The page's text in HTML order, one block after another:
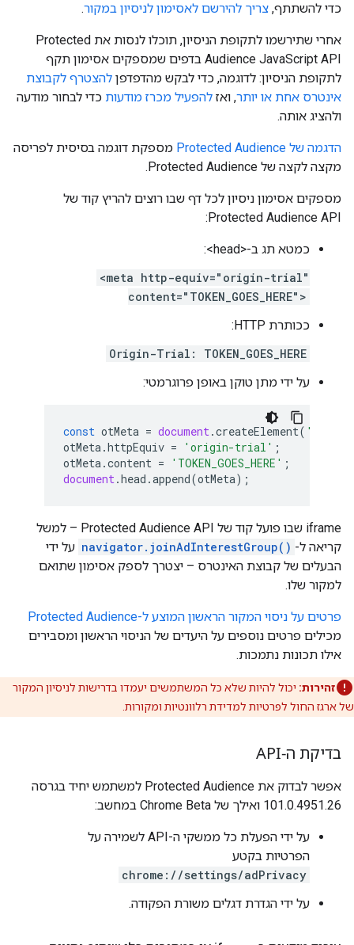
כדי להשתתף, צריך להירשם לאסימון לניסיון במקור.
אחרי שתירשמו לתקופת הניסיון, תוכלו לנסות את Protected
Audience JavaScript API בדפים שמספקים אסימון תקף
לתקופת הניסיון: לדוגמה, כדי לבקש מהדפדפן להצטרף לקבוצת
אינטרס אחת או יותר, ואז להפעיל מכרז מודעות כדי לבחור מודעה
ולהציג אותה.
הדגמה של Protected Audience
מספקת דוגמה בסיסית לפריסה
מקצה לקצה של Protected Audience.
מספקים אסימון ניסיון לכל דף שבו רוצים להריץ קוד של
Protected Audience API:
כמטא תג ב-<head>:
<meta http-equiv="origin-trial"
content="TOKEN_GOES_HERE">
ככותרת HTTP:
Origin-Trial: TOKEN_GOES_HERE
על ידי מתן טוקן באופן פרוגרמטי:
const otMeta = document.createElement( 'meta'
otMeta.httpEquiv = 'origin-trial' ;
otMeta.content = 'TOKEN_GOES_HERE' ;
document.head .append(otMeta);
iframe שבו פועל קוד של Protected Audience API – למשל
קריאה ל- navigator.joinAdInterestGroup() על ידי
הבעלים של קבוצת האינטרס – יצטרך לספק אסימון שתואם
למקור שלו.
פרטים על ניסוי המקור הראשון המוצע ל-Protected Audience
מכילים פרטים נוספים על היעדים של הניסוי הראשון ומסבירים
אילו תכונות נתמכות.
זהירות: יכול להיות שלא כל המשתמשים יעמדו בדרישות לניסיון המקור
של ארגז החול לפרטיות למדידת רלוונטיות ומקורות.
בדיקת ה-API
אפשר לבדוק את Protected Audience למשתמש יחיד בגרסה
101.0.4951.26 ואילך של Chrome Beta במחשב:
על ידי הפעלת כל ממשקי ה-API לשמירה על
הפרטיות בקטע
chrome://settings/adPrivacy
על ידי הגדרת דגלים משורת הפקודה.